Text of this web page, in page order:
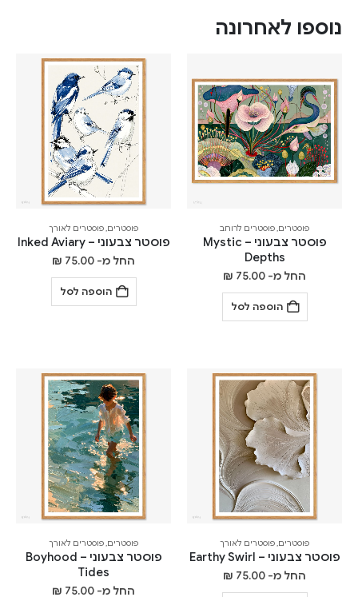
נוספו לאחרונה
פוסטרים,פוסטרים לרוחב
פוסטר צבעוני – Mystic
Depths
החל מ- ₪ 75.00
הוספה לסל
פוסטרים,פוסטרים לאורך
פוסטר צבעוני – Inked Aviary
החל מ- ₪ 75.00
הוספה לסל
פוסטרים,פוסטרים לאורך
פוסטר צבעוני – Earthy Swirl
החל מ- ₪ 75.00
פוסטרים,פוסטרים לאורך
פוסטר צבעוני – Boyhood
Tides
החל מ- ₪ 75.00